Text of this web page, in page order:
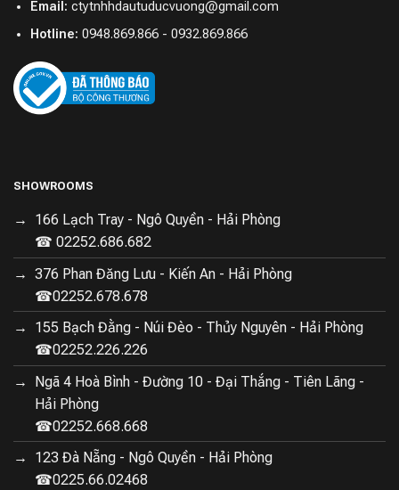
Email: ctytnhhdautuducvuong@gmail.com
Hotline: 0948.869.866 - 0932.869.866
SHOWROOMS
166 Lạch Tray - Ngô Quyền - Hải Phòng
☎ 02252.686.682
376 Phan Đăng Lưu - Kiến An - Hải Phòng
☎02252.678.678
155 Bạch Đằng - Núi Đèo - Thủy Nguyên - Hải Phòng
☎02252.226.226
Ngã 4 Hoà Bình - Đường 10 - Đại Thắng - Tiên Lãng -
Hải Phòng
☎02252.668.668
123 Đà Nẵng - Ngô Quyền - Hải Phòng
☎0225.66.02468